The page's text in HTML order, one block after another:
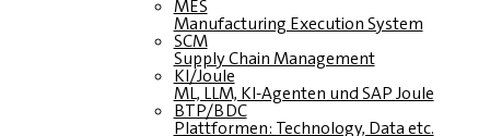
MES
Manufacturing Execution System
SCM
Supply Chain Management
KI/Joule
ML, LLM, KI-Agenten und SAP Joule
BTP/BDC
Plattformen: Technology, Data etc.